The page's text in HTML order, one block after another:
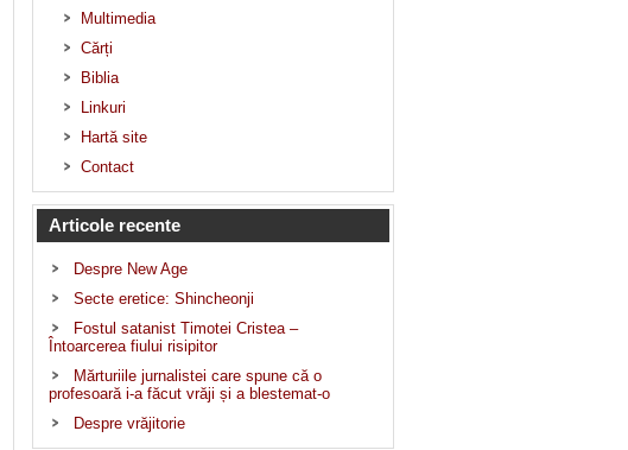
Multimedia
Cărți
Biblia
Linkuri
Hartă site
Contact
Articole recente
Despre New Age
Secte eretice: Shincheonji
Fostul satanist Timotei Cristea –
Întoarcerea fiului risipitor
Mărturiile jurnalistei care spune că o
profesoară i-a făcut vrăji și a blestemat-o
Despre vrăjitorie